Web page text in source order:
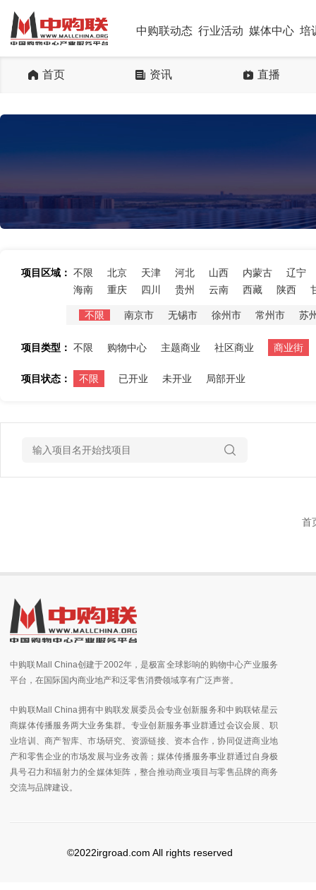
中购联动态 行业活动 媒体中心 培
首页 资讯 直播
项目区域： 不限 北京 天津 河北 山西 内蒙古
辽宁
海南
重庆 四川 贵州 云南 西藏 陕西
不限 南京市 无锡市 徐州市 常州市 苏
项目类型： 不限 购物中心 主题商业 社区商业 商业街
项目状态： 不限 已开业 未开业 局部开业
首
中购联Mall China创建于2002年，是极富全球影响的购物中心产业服务
平台，在国际国内商业地产和泛零售消费领域享有广泛声誉。
中购联Mall China拥有中购联发展委员会专业创新服务和中购联铱星云
商媒体传播服务两大业务集群。专业创新服务事业群通过会议会展、职
业培训、商产智库、市场研究、资源链接、资本合作，协同促进商业地
产和零售企业的市场发展与业务改善；媒体传播服务事业群通过自身极
具号召力和辐射力的全媒体矩阵，整合推动商业项目与零售品牌的商务
交流与品牌建设。
©2022irgroad.com All rights reserved